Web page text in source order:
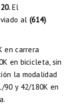
El
al (614)
en carrera
en bicicleta, sin
la modalidad
90 y 42/180K en